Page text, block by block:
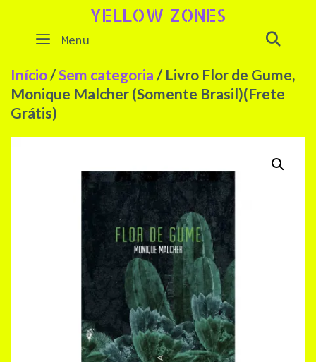
content
YELLOW ZONES
Menu
Início/Sem categoria / Livro Flor de Gume,
Monique Malcher (Somente Brasil)(Frete
Grátis)